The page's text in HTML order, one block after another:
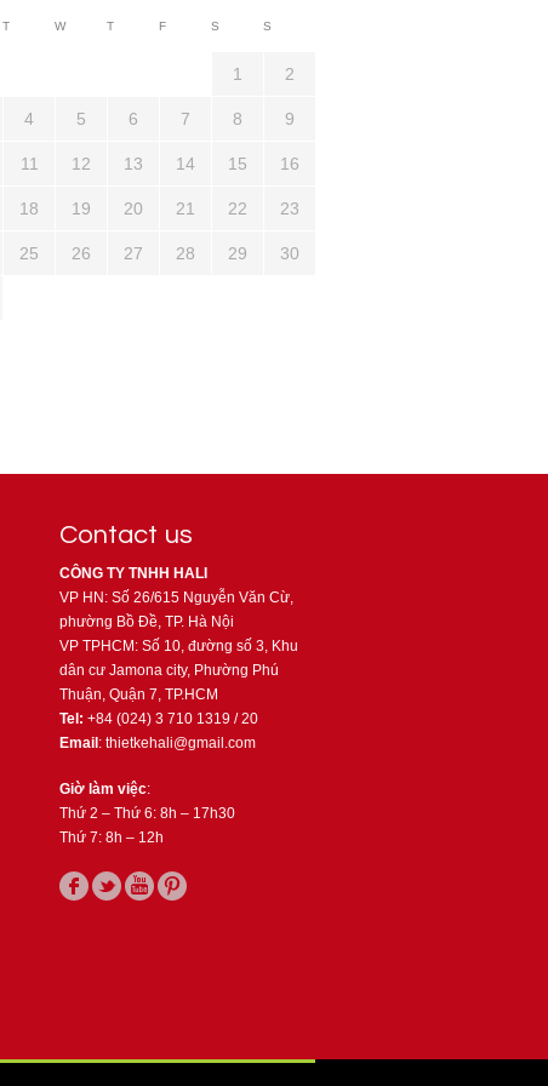
T W T F S S
1 2
4 5 6 7 8 9
11 12 13 14 15 16
18 19 20 21 22 23
25 26 27 28 29 30
Contact us
CÔNG TY TNHH HALI
VP HN: Số 26/615 Nguyễn Văn Cừ,
phường Bồ Đề, TP. Hà Nội
VP TPHCM: Số 10, đường số 3, Khu
dân cư Jamona city, Phường Phú
Thuận, Quận 7, TP.HCM
Tel: +84 (024) 3 710 1319 / 20
Email : thietkehali@gmail.com
Giờ làm việc:
Thứ 2 – Thứ 6: 8h – 17h30
Thứ 7: 8h – 12h